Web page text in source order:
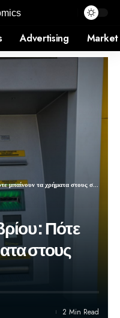
Advertising Market
τα χρήματα στους συνταξιούχους
Πότε
στους
2 Min Read